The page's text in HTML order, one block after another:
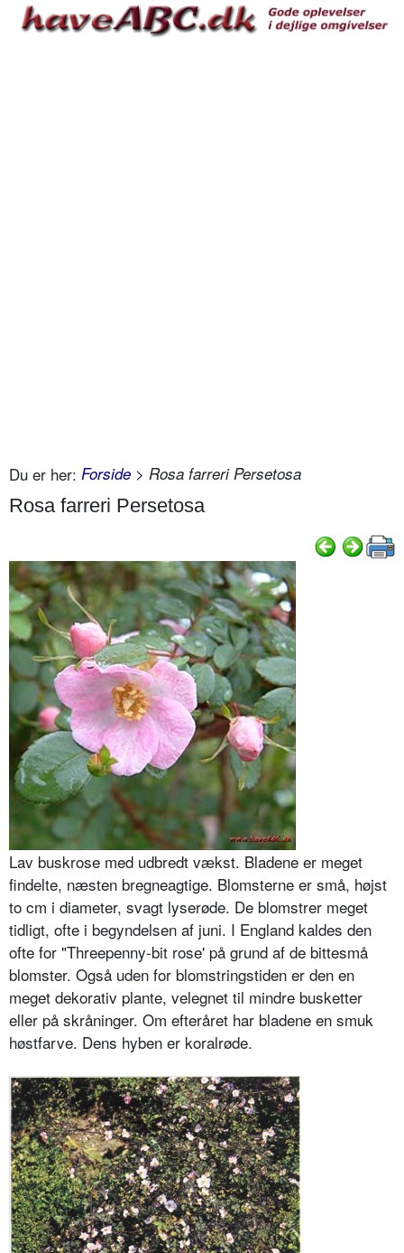
Du er her: Forside > Rosa farreri Persetosa
Rosa farreri Persetosa
Lav buskrose med udbredt vækst. Bladene er meget
findelte, næsten bregneagtige. Blomsterne er små, højst
to cm i diameter, svagt lyserøde. De blomstrer meget
tidligt, ofte i begyndelsen af juni. I England kaldes den
ofte for "Threepenny-bit rose' på grund af de bittesmå
blomster. Også uden for blomstringstiden er den en
meget dekorativ plante, velegnet til mindre busketter
eller på skråninger. Om efteråret har bladene en smuk
høstfarve. Dens hyben er koralrøde.